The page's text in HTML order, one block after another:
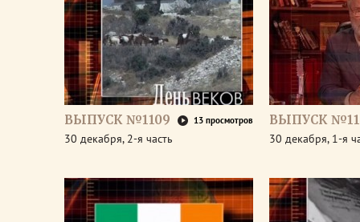
ВЫПУСК №1109 13 просмотров
30 декабря, 2-я часть
ВЫПУСК
30 декабря, 1-я